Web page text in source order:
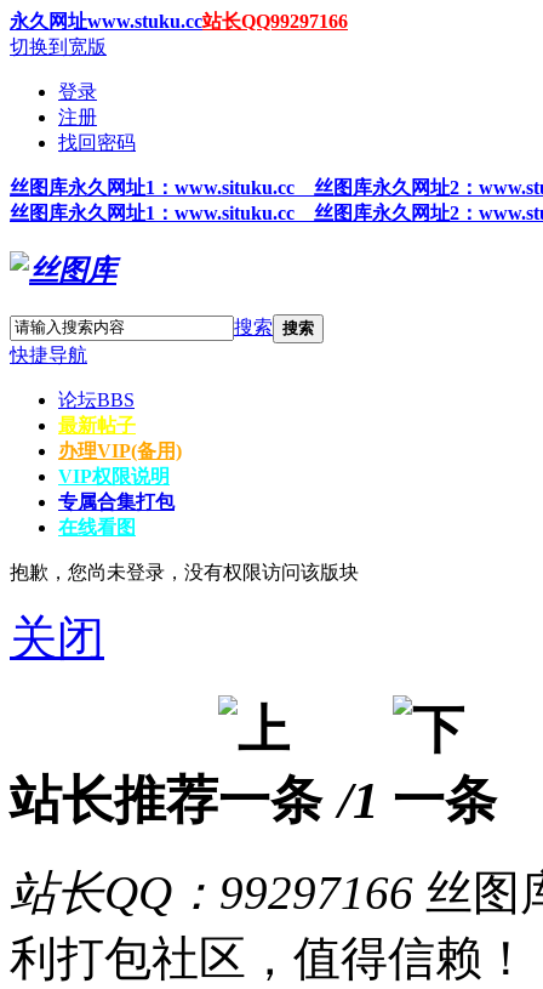
永久网址www.stuku.cc站长QQ99297166
切换到宽版
登录
注册
找回密码
丝图 库永久网址1 ：www.situku.cc 丝图库永久网址2：
丝图 库永久网址1 ：www.situku.cc 丝图库永久网址2：
搜索 搜索
快捷导航
论坛BBS
最新帖子
办理VIP(备用)
VIP权限说明
专属合集打包
在线看图
抱歉，您尚未登录，没有权限访问该版块
关闭
站长推荐 /1
站长QQ：99297166 丝图
利打包社区，值得信赖！